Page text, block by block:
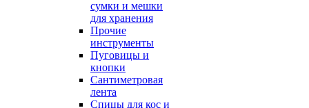
сумки и мешки
для хранения
Прочие
инструменты
Пуговицы и
кнопки
Сантиметровая
лента
Спицы для кос и